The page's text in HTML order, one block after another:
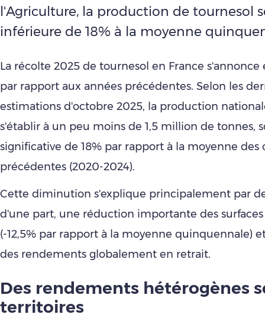
l'Agriculture, la production de tournesol
inférieure de 18% à la moyenne
La récolte 2025 de tournesol en France
par rapport aux années précédentes. Selon les
estimations d'octobre 2025, la production
s'établir à un peu moins de 1,5 million de tonnes,
significative de 18% par rapport à la moyenne des
précédentes (2020-2024).
Cette diminution s'explique principalement par
d'une part, une réduction importante des
(-12,5% par rapport à la moyenne quinquennale)
des rendements globalement en retrait.
Des rendements hétérogènes
territoires